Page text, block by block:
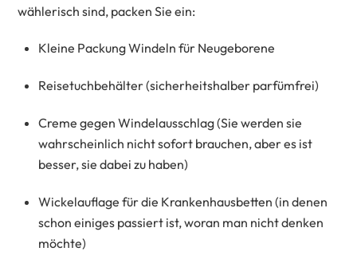
wählerisch sind, packen Sie ein:
Kleine Packung Windeln für Neugeborene
Reisetuchbehälter (sicherheitshalber parfümfrei)
Creme gegen Windelausschlag (Sie werden sie
wahrscheinlich nicht sofort brauchen, aber es ist
besser, sie dabei zu haben)
Wickelauflage für die Krankenhausbetten (in denen
schon einiges passiert ist, woran man nicht denken
möchte)